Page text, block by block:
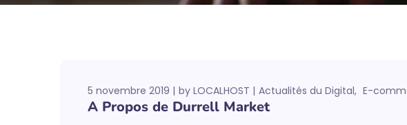
5 novembre 2019 by LOCALHOST Actualités du Digital E-
A Propos de Durrell Market